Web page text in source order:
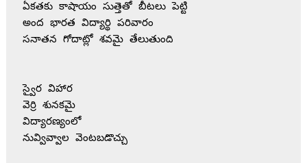
ఏకతకు కాషాయం సుత్తెతో బీటలు పెట్టి
అంద భారత విద్యార్థి పరివారం
సనాతన గోదాట్లో శవమై తేలుతుంది
స్వైర విహార
వెర్రి శునకమై
విద్యారణ్యంలో
నువ్వివ్వాల వెంటబడొచ్చు